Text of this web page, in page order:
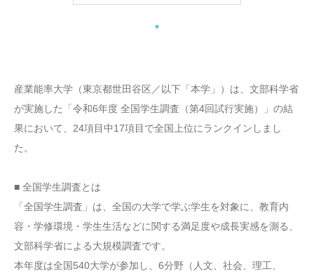
産業能率大学（東京都世田谷区／以下「本学」）は、文部科学省
が実施した「令和6年度 全国学生調査（第4回試行実施）」の結
果において、24項目中17項目で全国上位にランクインしまし
た。
■ 全国学生調査とは
「全国学生調査」は、全国の大学で学ぶ学生を対象に、教育内
容・学修環境・学生生活などに関する満足度や成長実感を測る、
文部科学省による大規模調査です。
本年度は全国540大学が参加し、6分野（人文、社会、理工、